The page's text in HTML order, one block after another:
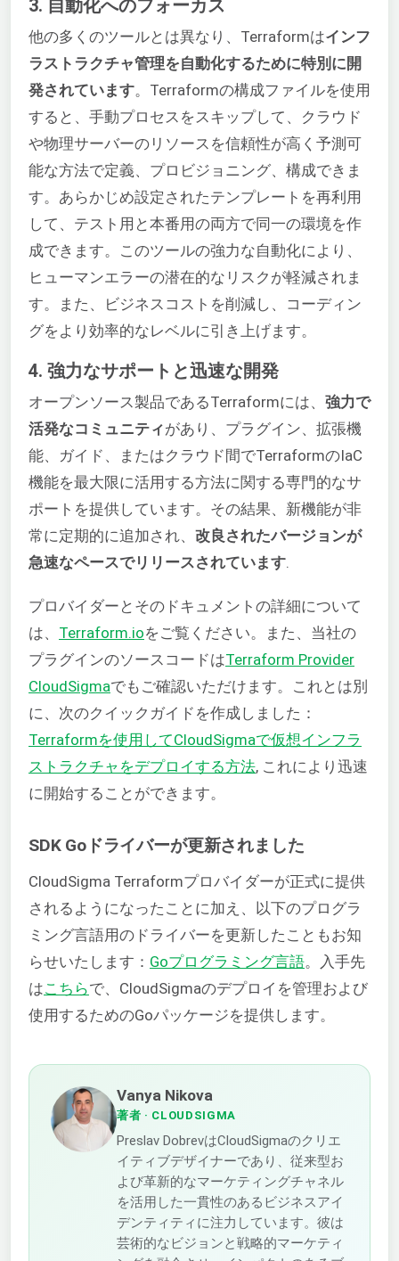
3. 自動化へのフォーカス
他の多くのツールとは異なり、Terraformはインフ
ラストラクチャ管理を自動化するために特別に開
発されています。Terraformの構成ファイルを使用
すると、手動プロセスをスキップして、クラウド
や物理サーバーのリソースを信頼性が高く予測可
能な方法で定義、プロビジョニング、構成できま
す。あらかじめ設定されたテンプレートを再利用
して、テスト用と本番用の両方で同一の環境を作
成できます。このツールの強力な自動化により、
ヒューマンエラーの潜在的なリスクが軽減されま
す。また、ビジネスコストを削減し、コーディン
グをより効率的なレベルに引き上げます。
4. 強力なサポートと迅速な開発
オープンソース製品であるTerraformには、 強力で
活発なコミュニティがあり、プラグイン、拡張機
能、ガイド、またはクラウド間でTerraformのIaC
機能を最大限に活用する方法に関する専門的なサ
ポートを提供しています。その結果、新機能が非
常に定期的に追加され、 改良されたバージョンが
急速なペースでリリースされています.
プロバイダーとそのドキュメントの詳細について
は、 Terraform.ioをご覧ください。また、当社の
プラグインのソースコードはTerraform Provider
CloudSigmaでもご確認いただけます。これとは別
に、次のクイックガイドを作成しました：
Terraformを使用してCloudSigmaで仮想インフラ
ストラクチャをデプロイする方法, これにより迅速
に開始することができます。
SDK Goドライバーが更新されました
CloudSigma Terraformプロバイダーが正式に提供
されるようになったことに加え、以下のプログラ
ミング言語用のドライバーを更新したこともお知
らせいたします： Goプログラミング言語。入手先
はこちらで、CloudSigmaのデプロイを管理および
使用するためのGoパッケージを提供します。
Vanya Nikova
著者 · CLOUDSIGMA
Preslav DobrevはCloudSigmaのクリエ
イティブデザイナーであり、従来型お
よび革新的なマーケティングチャネル
を活用した一貫性のあるビジネスアイ
デンティティに注力しています。彼は
芸術的なビジョンと戦略的マーケティ